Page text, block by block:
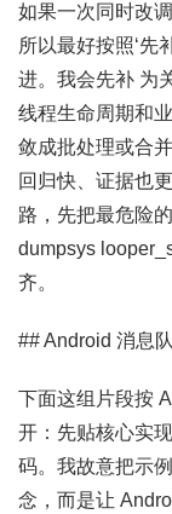
如果一次同时改
所以最好按照‘先
进。我会先补 为
线程生命周期和
敛成批处理或合
回归快、证据也
路，先把最危险
dumpsys
齐。
## Android 消息
下面这组片段按
开：先贴核心实
码。我故意把示
念，而是让